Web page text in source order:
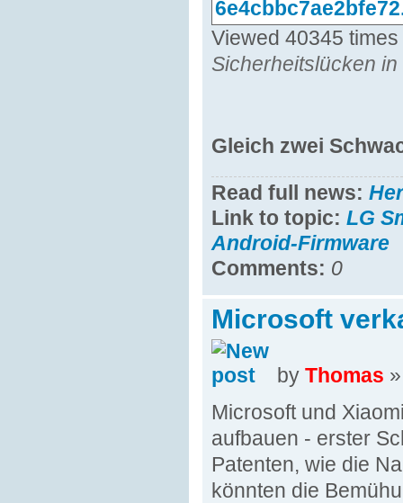
Viewed 40345 times
Sicherheitslücken
Gleich zwei
Read full news:
Link to topic: LG
Android-Firmware
Comments: 0
Microsoft
by Thomas
Microsoft und
aufbauen - erster
Patenten, wie die
könnten die